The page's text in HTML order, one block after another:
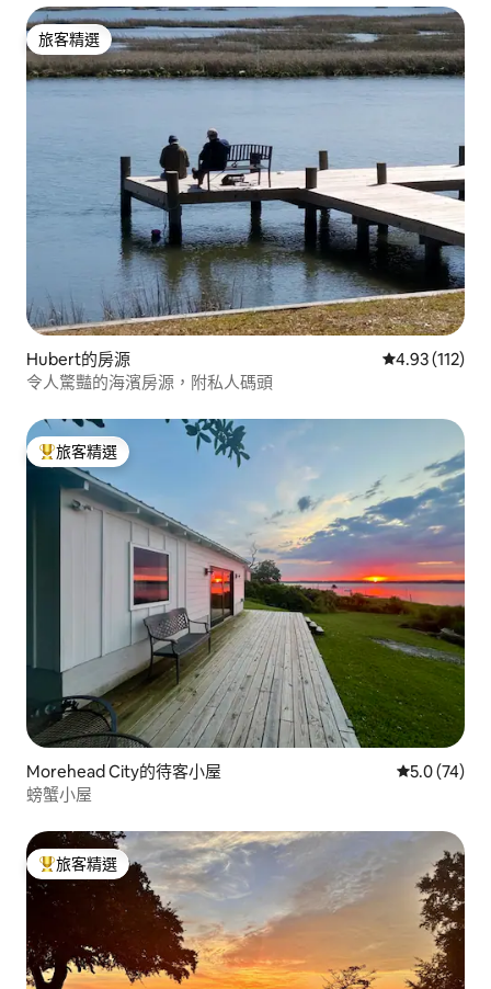
旅客精選
旅客精選
Hubert的房源 從 112 則評價
4.93 (112)
令人驚豔的海濱房源，附私人碼頭
旅客精選榜首
旅客精選
Morehead City的待客小屋 從 74 則評
5.0 (74)
螃蟹小屋
旅客精選榜首
旅客精選